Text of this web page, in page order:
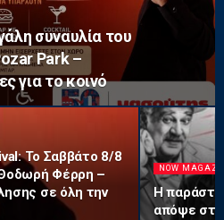
συναυλία του
Park –
για το κοινό
Το Σαββάτο 8/8
Φέρρη –
σε όλη την
NOW
Η
απόψε στο